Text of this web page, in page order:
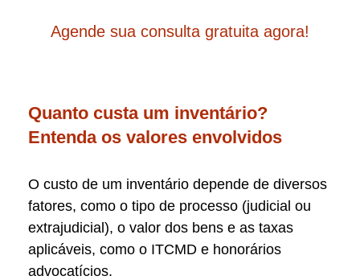
Agende sua consulta gratuita agora!
Quanto custa um inventário?
Entenda os valores envolvidos
O custo de um inventário depende de diversos
fatores, como o tipo de processo (judicial ou
extrajudicial), o valor dos bens e as taxas
aplicáveis, como o ITCMD e honorários
advocatícios.